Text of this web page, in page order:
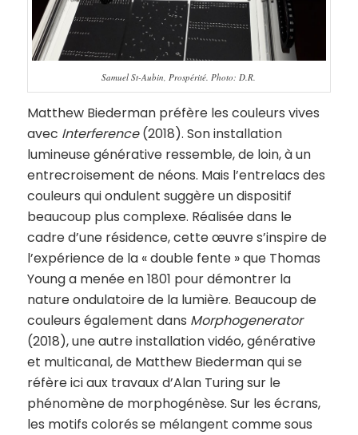
Samuel St-Aubin, Prospérité. Photo: D.R.
Matthew Biederman préfère les couleurs vives
avec Interference(2018). Son installation
lumineuse générative ressemble, de loin, à un
entrecroisement de néons. Mais l’entrelacs des
couleurs qui ondulent suggère un dispositif
beaucoup plus complexe. Réalisée dans le
cadre d’une résidence, cette œuvre s’inspire de
l’expérience de la « double fente » que Thomas
Young a menée en 1801 pour démontrer la
nature ondulatoire de la lumière. Beaucoup de
couleurs également dans Morphogenerator
(2018), une autre installation vidéo, générative
et multicanal, de Matthew Biederman qui se
réfère ici aux travaux d’Alan Turing sur le
phénomène de morphogénèse. Sur les écrans,
les motifs colorés se mélangent comme sous